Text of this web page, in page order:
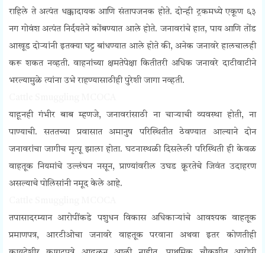
राहिले ते अत्यंत धक्कादायक आणि संतापजनक होते. दोन्ही ट्रकमध्ये एकूण ६३
नग गोवंश अत्यंत निर्दयतेने कोंबण्यात आले होते. जनावरांचे हात, पाय आणि तोंड
आखूड दोऱ्यांनी इतक्या घट्ट बांधण्यात आले होते की, अनेक जनावरे हालचालही
करू शकत नव्हती. वाहनांच्या क्षमतेपेक्षा कितीतरी अधिक जनावरे दाटीवाटीने
भरल्यामुळे त्यांना उभे राहण्यासाठीही पुरेशी जागा नव्हती.
याहूनही गंभीर बाब म्हणजे, जनावरांसाठी ना चाऱ्याची व्यवस्था होती, ना
पाण्याची. सततच्या प्रवासात अमानुष परिस्थितीत ठेवण्यात आल्याने दोन
जनावरांचा जागीच मृत्यू झाला होता. घटनास्थळी दिसलेली परिस्थिती ही केवळ
वाहतूक नियमांचे उल्लंघन नसून, प्राण्यांवरील उघड क्रूरतेचे जिवंत उदाहरण
असल्याचे पोलिसांनी नमूद केले आहे.
तपासादरम्यान आरोपींकडे पशुधन विकास अधिकाऱ्यांचे आवश्यक वाहतूक
प्रमाणपत्र, आरटीओचा जनावरे वाहतूक परवाना अथवा इतर कोणतीही